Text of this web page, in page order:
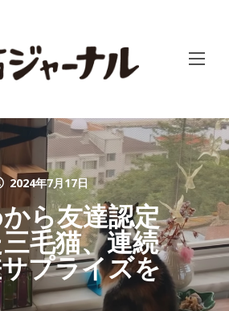
2024年7月17日
ら友達認定
毛猫、連続
プライズを